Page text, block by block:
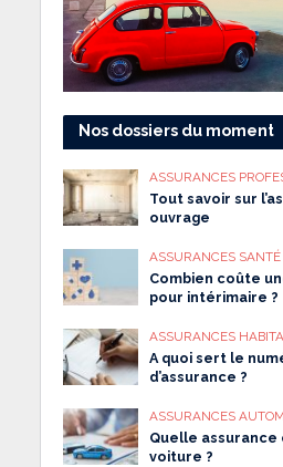
Nos dossiers du moment
ASSURANCES
Tout savoir sur
ouvrage
ASSURANCES SANTÉ
Combien coûte
pour intérimaire ?
ASSURANCES
A quoi sert le
d’assurance ?
ASSURANCES
Quelle
voiture ?